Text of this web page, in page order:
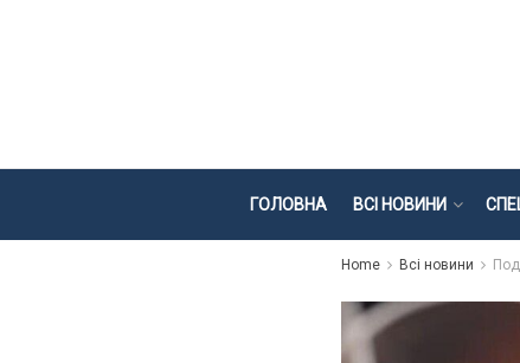
ГОЛОВНА ВСІ НОВИНИ
Home Всі новини